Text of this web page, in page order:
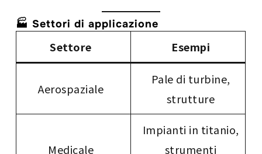
🏭 Settori di applicazione
Settore Esempi
Aerospaziale
Pale di turbine,
strutture
Medicale
Impianti in titanio,
strumenti